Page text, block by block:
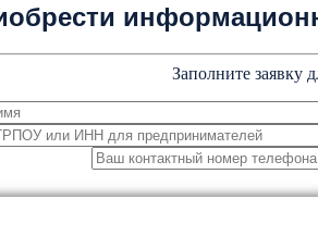
Заполните заявку